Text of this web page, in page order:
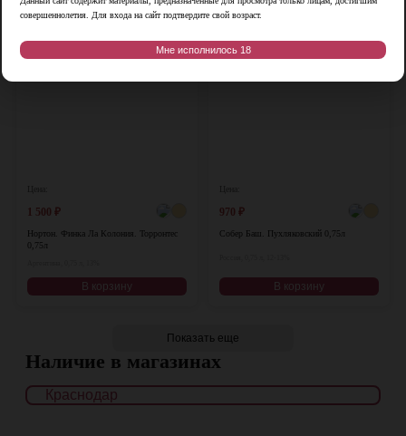
1 500 ₽
Нортон. Финка Ла Колония. Торронтес
0,75л
В корзину
970 ₽
Собер Баш. Пухляковский 0,75л
В корзину
Показать еще
Наличие в магазинах
совершеннолетия. Для входа на сайт подтвердите свой возраст.
Мне исполнилось 18